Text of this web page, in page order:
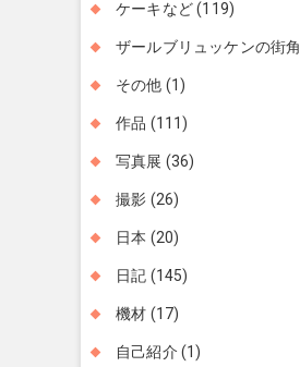
ケーキなど(119)
ザールブリュッケンの街角
その他 (1)
作品 (111)
写真展 (36)
撮影 (26)
日本 (20)
日記 (145)
機材 (17)
自己紹介 (1)